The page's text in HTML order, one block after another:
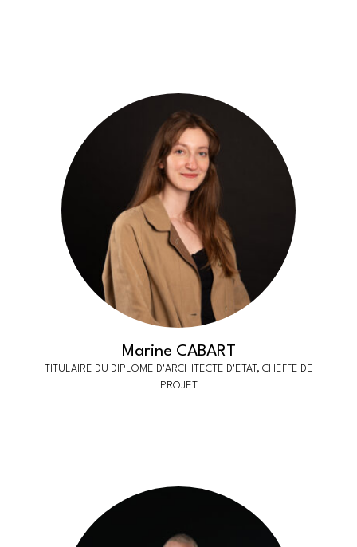
Marine CABART
TITULAIRE DU DIPLOME D’ARCHITECTE D’ETAT, CHEFFE DE
PROJET